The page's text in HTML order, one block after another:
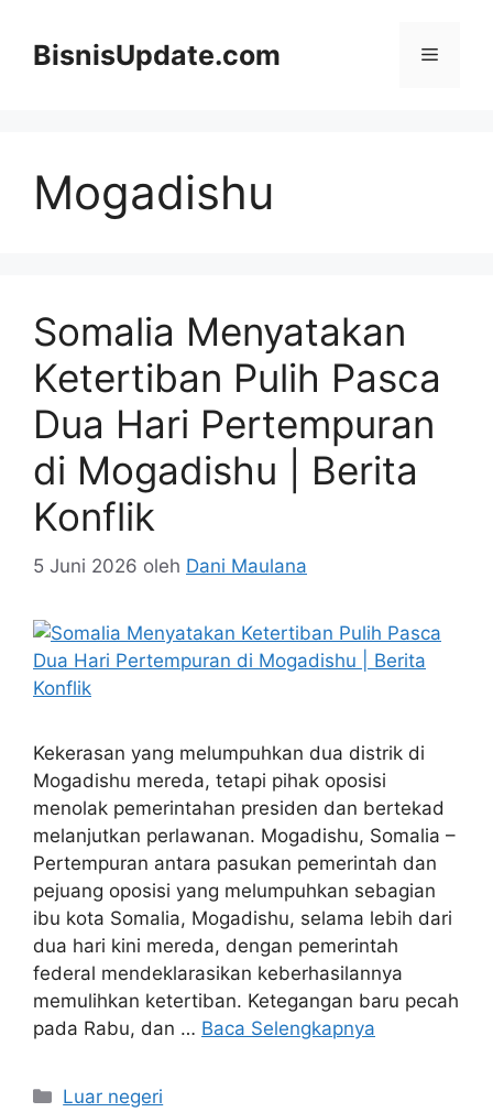
BisnisUpdate.com Menu
Mogadishu
Somalia Menyatakan
Ketertiban Pulih Pasca
Dua Hari Pertempuran
di Mogadishu | Berita
Konflik
5 Juni 2026 oleh Dani Maulana
Kekerasan yang melumpuhkan dua distrik di
Mogadishu mereda, tetapi pihak oposisi
menolak pemerintahan presiden dan bertekad
melanjutkan perlawanan. Mogadishu, Somalia –
Pertempuran antara pasukan pemerintah dan
pejuang oposisi yang melumpuhkan sebagian
ibu kota Somalia, Mogadishu, selama lebih dari
dua hari kini mereda, dengan pemerintah
federal mendeklarasikan keberhasilannya
memulihkan ketertiban. Ketegangan baru pecah
pada Rabu, dan … Baca Selengkapnya
Kategori
Luar negeri